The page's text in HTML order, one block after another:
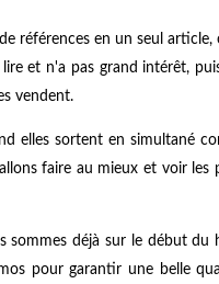
références en un seul
et n'a pas grand intérêt,
vendent.
elles sortent en simultané
faire au mieux et voir les
sommes déjà sur le début
pour garantir une belle